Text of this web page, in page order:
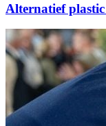
Alternatief